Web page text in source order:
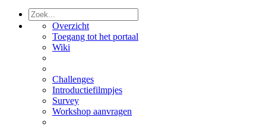
Overzicht
Toegang tot het portaal
Wiki
Challenges
Introductiefilmpjes
Survey
Workshop aanvragen